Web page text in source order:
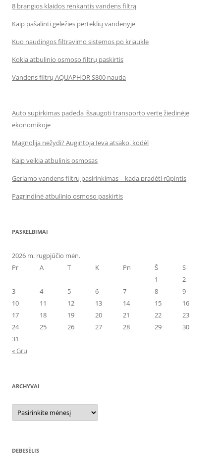
8 brangios klaidos renkantis vandens filtrą
Kaip pašalinti geležies perteklių vandenyje
Kuo naudingos filtravimo sistemos po kriaukle
Kokia atbulinio osmoso filtrų paskirtis
Vandens filtrų AQUAPHOR S800 nauda
Auto supirkimas padeda išsaugoti transporto vertę žiedinėje
ekonomikoje
Magnolija nežydi? Augintoja Ieva atsako, kodėl
Kaip veikia atbulinis osmosas
Geriamo vandens filtrų pasirinkimas – kada pradėti rūpintis
Pagrindinė atbulinio osmoso paskirtis
PASKELBIMAI
2026 m. rugpjūčio mėn.
Pr
A T K Pn Š
S
1
2
3
4 5 6 7 8
9
10
11 12 13 14 15
16
17
18 19 20 21 22
23
24
25 26 27 28 29
30
31
« Gru
ARCHYVAI
Archyvai
DEBESĖLIS